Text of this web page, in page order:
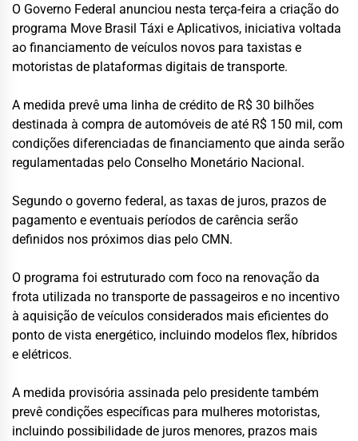
O Governo Federal anunciou nesta terça-feira a criação do
programa Move Brasil Táxi e Aplicativos, iniciativa voltada
ao financiamento de veículos novos para taxistas e
motoristas de plataformas digitais de transporte.
A medida prevê uma linha de crédito de R$ 30 bilhões
destinada à compra de automóveis de até R$ 150 mil, com
condições diferenciadas de financiamento que ainda serão
regulamentadas pelo Conselho Monetário Nacional.
Segundo o governo federal, as taxas de juros, prazos de
pagamento e eventuais períodos de carência serão
definidos nos próximos dias pelo CMN.
O programa foi estruturado com foco na renovação da
frota utilizada no transporte de passageiros e no incentivo
à aquisição de veículos considerados mais eficientes do
ponto de vista energético, incluindo modelos flex, híbridos
e elétricos.
A medida provisória assinada pelo presidente também
prevê condições específicas para mulheres motoristas,
incluindo possibilidade de juros menores, prazos mais